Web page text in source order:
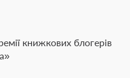
книжкових блогерів